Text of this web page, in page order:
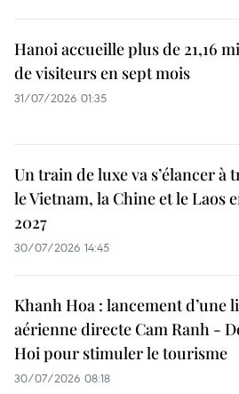
Hanoi accueille plus de 21,16
de visiteurs en sept mois ​
31/07/2026 01:35
Un train de luxe va s’élancer à
le Vietnam, la Chine et le Laos
2027
30/07/2026 14:45
Khanh Hoa : lancement d’une
aérienne directe Cam Ranh -
Hoi pour stimuler le tourisme
30/07/2026 08:18